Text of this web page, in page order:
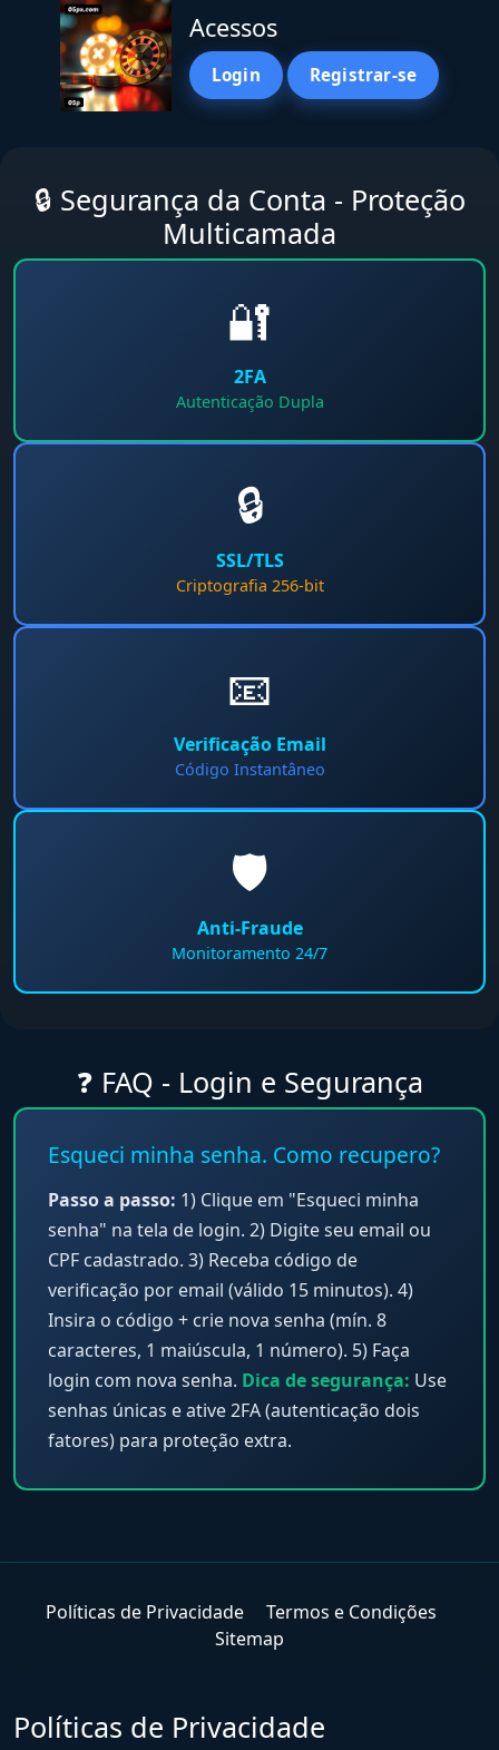
Acessos
Login Registrar-se
🔒 Segurança da Conta - Proteção
Multicamada
🔐
2FA
Autenticação Dupla
🔒
SSL/TLS
Criptografia 256-bit
📧
Verificação Email
Código Instantâneo
🛡️
Anti-Fraude
Monitoramento 24/7
❓ FAQ - Login e Segurança
Esqueci minha senha. Como recupero?
Passo a passo: 1) Clique em "Esqueci minha
senha" na tela de login. 2) Digite seu email ou
CPF cadastrado. 3) Receba código de
verificação por email (válido 15 minutos). 4)
Insira o código + crie nova senha (mín. 8
caracteres, 1 maiúscula, 1 número). 5) Faça
login com nova senha. Dica de segurança: Use
senhas únicas e ative 2FA (autenticação dois
fatores) para proteção extra.
Políticas de Privacidade
Termos e Condições
Sitemap
Políticas de Privacidade